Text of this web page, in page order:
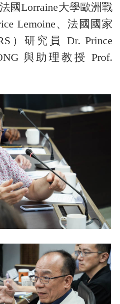
國Lorraine大學歐洲戰
Lemoine、法國國家
）研究員 Dr. Prince
與助理教授 Prof.